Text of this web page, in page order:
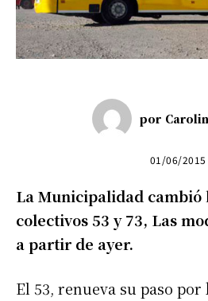
por
01/06/2015
La Municipalidad cambió
colectivos 53 y 73, Las
a partir de ayer.
El53, renueva su paso